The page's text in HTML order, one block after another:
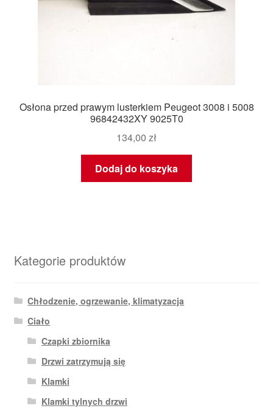
Osłona przed prawym lusterkiem Peugeot 3008 i 5008
96842432XY 9025T0
134,00 zł
Dodaj do koszyka
Kategorie produktów
Chłodzenie, ogrzewanie, klimatyzacja
Ciało
Czapki zbiornika
Drzwi zatrzymują się
Klamki
Klamki tylnych drzwi